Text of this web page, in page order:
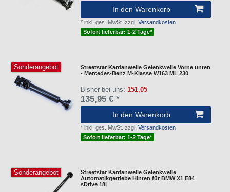
In den Warenkorb
*inkl. ges. MwSt. zzgl.Versandkosten
Sofort lieferbar: 1-2 Tage*
Sonderangebot
Streetstar Kardanwelle Gelenkwelle Vorne unten
- Mercedes-Benz M-Klasse W163 ML 230
Bisher bei uns:151,05
135,95 € *
In den Warenkorb
*inkl. ges. MwSt. zzgl.Versandkosten
Sofort lieferbar: 1-2 Tage*
Sonderangebot
Streetstar Kardanwelle Gelenkwelle
Automatikgetriebe Hinten für BMW X1 E84
sDrive 18i